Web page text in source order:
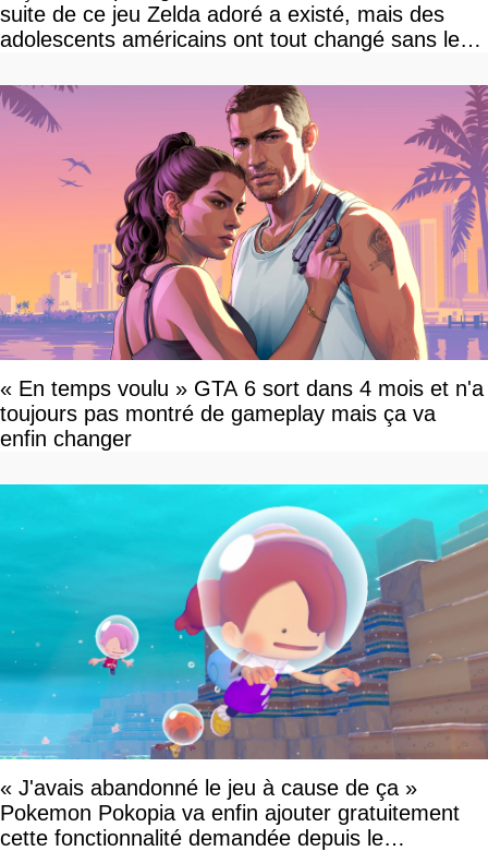
suite de ce jeu Zelda adoré a existé, mais des
adolescents américains ont tout changé sans le
« En temps voulu » GTA 6 sort dans 4 mois et n'a
toujours pas montré de gameplay mais ça va
enfin changer
« J'avais abandonné le jeu à cause de ça »
Pokemon Pokopia va enfin ajouter gratuitement
cette fonctionnalité demandée depuis le